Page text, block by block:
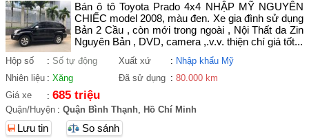
Bán ô tô Toyota Prado 4x4 NHẬP MỸ NGUYÊN
CHIẾC model 2008, màu đen. Xe gia đình sử dụng
Bản 2 Cầu , còn mới trong ngoài , Nội Thất da Zin
Nguyên Bản , DVD, camera ,.v.v. thiện chí giá tốt...
Hộp số : Số tự động Xuất xứ : Nhập khẩu Mỹ
Nhiên liệu : Xăng Đã sử dụng : 80.000 km
Giá xe
: 685 triệu
Quận/Huyện : Quận Bình Thạnh, Hồ Chí Minh
Lưu tin So sánh